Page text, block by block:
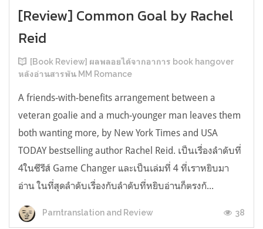
[Review] Common Goal by Rachel
Reid
[Book Review] ผลพลอยได้จากอาการ book hangover
หลังอ่านสารพัน MM Romance
A friends-with-benefits arrangement between a
veteran goalie and a much-younger man leaves them
both wanting more, by New York Times and USA
TODAY bestselling author Rachel Reid. เป็นเรื่องลำดับที่
4ในซีรีส์ Game Changer และเป็นเล่มที่ 4 ที่เราหยิบมา
อ่าน ในที่สุดลำดับเรื่องกับลำดับที่หยิบอ่านก็ตรงกั...
Parntranslation and Review 38